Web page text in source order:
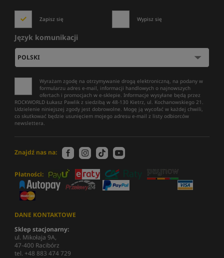
Zapisz się Wypisz się
Język komunikacji
Wyrażam zgodę na otrzymywanie drogą elektroniczną, na podany w
formularzu adres e-mail, informacji handlowych o najnowszych
ofertach i promocjach w e-sklepie. Informacje wysyłane będą przez
ROCKWORLD Łukasz Pawlik z siedzibą w 48-130 Kietrz, ul. Kochanowskiego 21.
Udzielenie niniejszej zgody jest dobrowolne. Mogę ją wycofać w każdej chwili,
co skutkować będzie usunięciem mojego adresu e-mail z listy odbiorców
newslettera.
Znajdź nas na:
Płatności:
DANE KONTAKTOWE
Sklep stacjonarny:
ul. Mikołaja 9A,
47-400 Racibórz
tel. +48 883 474 729